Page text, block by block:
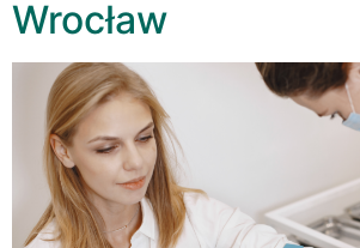
Wrocław